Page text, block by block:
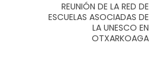
REUNIÓN DE LA RED DE
ESCUELAS ASOCIADAS DE
LA UNESCO EN
OTXARKOAGA